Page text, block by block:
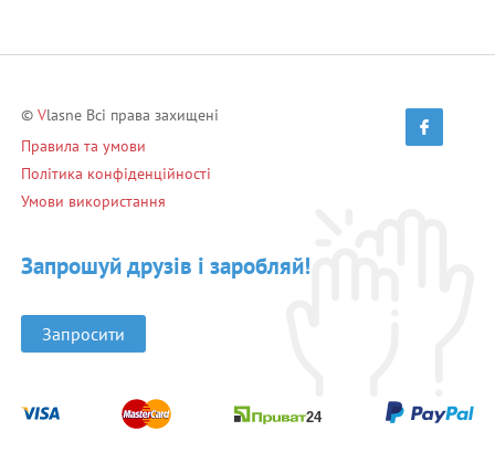
© Vlasne Всі права захищені
Правила та умови
Політика конфіденційності
Умови використання
Запрошуй друзів і заробляй!
Запросити